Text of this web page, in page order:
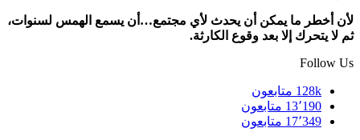
لأن أخطر ما يمكن أن يحدث لأي مجتمع…أن يسمع الهمس لسنوات،
ثم لا يتحرك إلا بعد وقوع الكارثة.
Follow Us
128k متابعون
13٬190 متابعون
17٬349 متابعون